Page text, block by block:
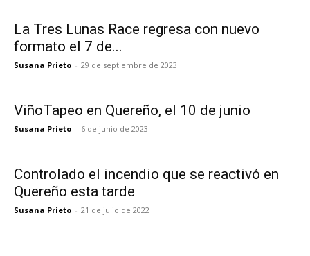
La Tres Lunas Race regresa con nuevo
formato el 7 de...
Susana Prieto - 29 de septiembre de 2023
ViñoTapeo en Quereño, el 10 de junio
Susana Prieto - 6 de junio de 2023
Controlado el incendio que se reactivó en
Quereño esta tarde
Susana Prieto - 21 de julio de 2022